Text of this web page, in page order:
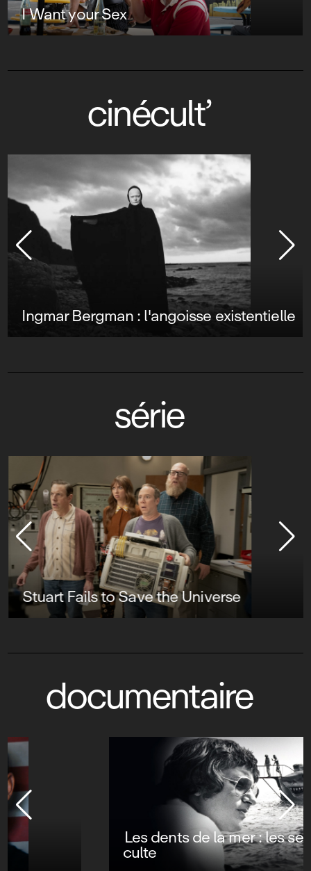
I Want your Sex
cinécult’
Ingmar Bergman : l'angoisse existentielle
série
Stuart Fails to Save the Universe
documentaire
Les dents de la mer : les secrets d’un film
culte